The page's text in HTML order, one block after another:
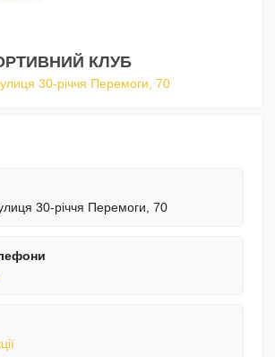
КЛУБ
30-річчя Перемоги, 70
30-річчя Перемоги, 70